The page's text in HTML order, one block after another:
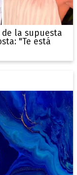
de la supuesta
"Te está